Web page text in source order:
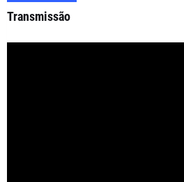
Transmissão